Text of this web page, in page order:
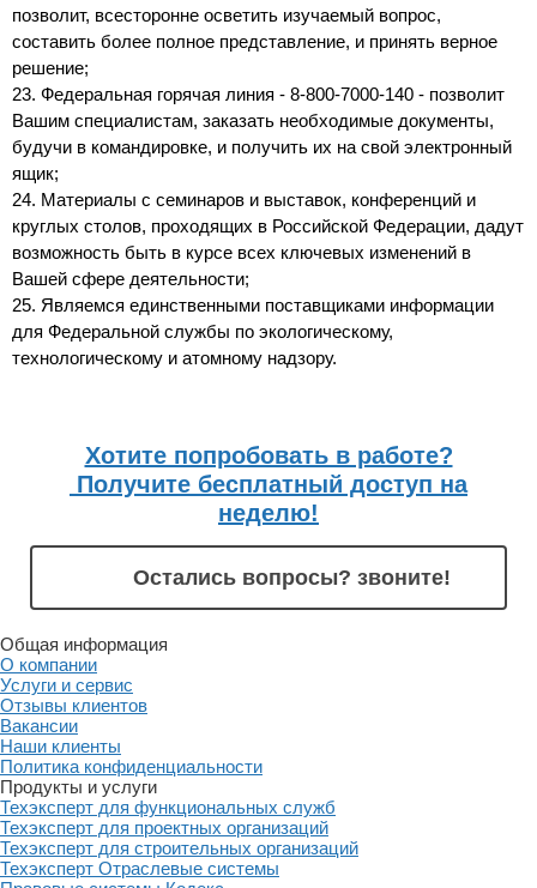
позволит, всесторонне осветить изучаемый вопрос,
составить более полное представление, и принять верное
решение;
23. Федеральная горячая линия - 8-800-7000-140 - позволит
Вашим специалистам, заказать необходимые документы,
будучи в командировке, и получить их на свой электронный
ящик;
24. Материалы с семинаров и выставок, конференций и
круглых столов, проходящих в Российской Федерации, дадут
возможность быть в курсе всех ключевых изменений в
Вашей сфере деятельности;
25. Являемся единственными поставщиками информации
для Федеральной службы по экологическому,
технологическому и атомному надзору.
Хотите попробовать в работе?
Получите бесплатный доступ на
неделю!
Остались вопросы? звоните!
Общая информация
О компании
Услуги и сервис
Отзывы клиентов
Вакансии
Наши клиенты
Политика конфиденциальности
Продукты и услуги
Техэксперт для функциональных служб
Техэксперт для проектных организаций
Техэксперт для строительных организаций
Техэксперт Отраслевые системы